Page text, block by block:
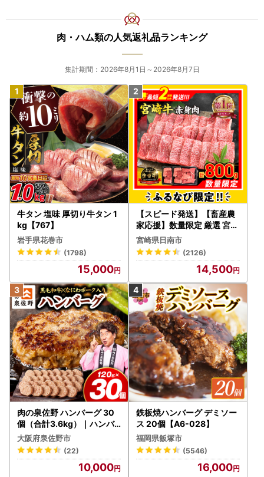
肉・ハム類の人気返礼品ランキング
集計期間：2026年8月1日～2026年8月7日
牛タン 塩味 厚切り牛タン 1
kg【767】
岩手県花巻市
(1798)
15,000
【スピード発送】【畜産農
家応援】数量限定 厳選 宮崎
牛 赤身 焼肉 計800g FN-Li
mited-PR_BDV5-26-2W
宮崎県日南市
(2126)
14,500
肉の泉佐野 ハンバーグ 30
個（合計3.6kg）｜ハンバ
ーグ 訳あり 黒毛和牛×なに
わポーク
大阪府泉佐野市
(22)
10,000
鉄板焼ハンバーグ デミソー
ス 20個【A6-028】
福岡県飯塚市
(5546)
16,000